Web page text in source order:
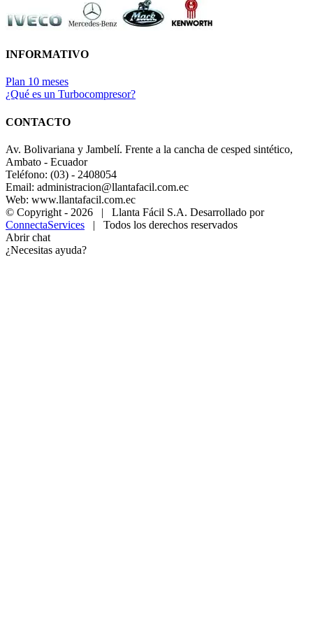
INFORMATIVO
Plan 10 meses
¿Qué es un Turbocompresor?
CONTACTO
Av. Bolivariana y Jambelí. Frente a la cancha de cesped sintético,
Ambato - Ecuador
Teléfono: (03) - 2408054
Email: administracion@llantafacil.com.ec
Web: www.llantafacil.com.ec
© Copyright - 2026 | Llanta Fácil S.A. Desarrollado por
ConnectaServices | Todos los derechos reservados
Abrir chat
¿Necesitas ayuda?